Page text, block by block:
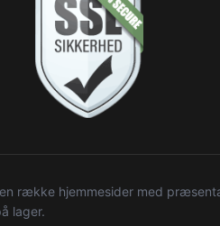
række hjemmesider med
lager.